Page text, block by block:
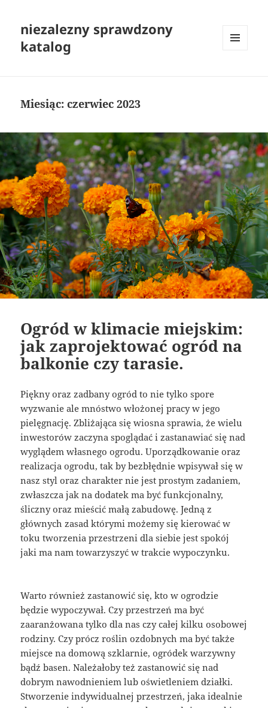
niezalezny sprawdzony
katalog
Miesiąc:czerwiec 2023
Ogród w klimacie miejskim:
jak zaprojektować ogród na
balkonie czy tarasie.
Piękny oraz zadbany ogród to nie tylko spore
wyzwanie ale mnóstwo włożonej pracy w jego
pielęgnację. Zbliżająca się wiosna sprawia, że wielu
inwestorów zaczyna spoglądać i zastanawiać się nad
wyglądem własnego ogrodu. Uporządkowanie oraz
realizacja ogrodu, tak by bezbłędnie wpisywał się w
nasz styl oraz charakter nie jest prostym zadaniem,
zwłaszcza jak na dodatek ma być funkcjonalny,
śliczny oraz mieścić małą zabudowę. Jedną z
głównych zasad którymi możemy się kierować w
toku tworzenia przestrzeni dla siebie jest spokój
jaki ma nam towarzyszyć w trakcie wypoczynku.
Warto również zastanowić się, kto w ogrodzie
będzie wypoczywał. Czy przestrzeń ma być
zaaranżowana tylko dla nas czy całej kilku osobowej
rodziny. Czy prócz roślin ozdobnych ma być także
miejsce na domową szklarnie, ogródek warzywny
bądź basen. Należałoby też zastanowić się nad
dobrym nawodnieniem lub oświetleniem działki.
Stworzenie indywidualnej przestrzeń, jaka idealnie